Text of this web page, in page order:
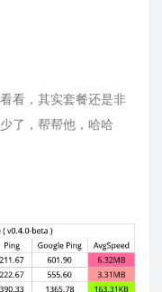
看，其实套餐还是非
了，帮帮他，哈哈